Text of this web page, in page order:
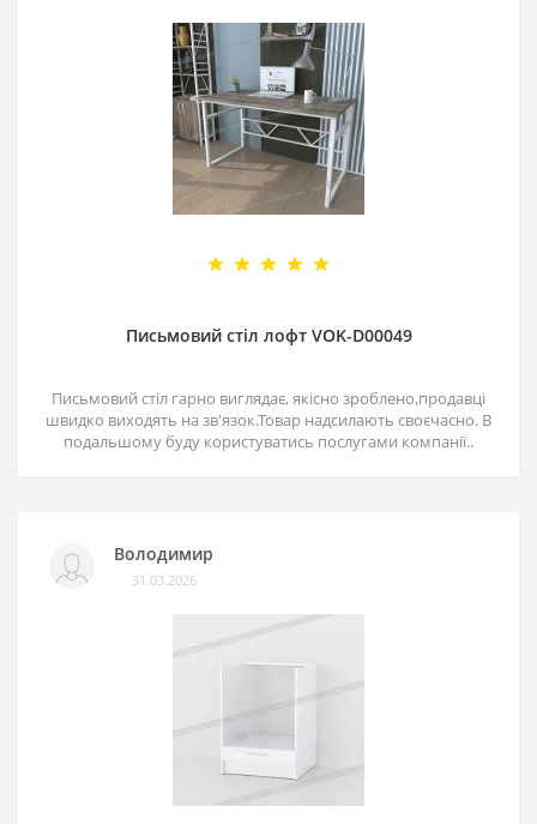
Письмовий стіл лофт VOK-D00049
Письмовий стіл гарно виглядає, якісно зроблено,продавці
швидко виходять на зв'язок.Товар надсилають своєчасно. В
подальшому буду користуватись послугами компанії..
Володимир
31.03.2026